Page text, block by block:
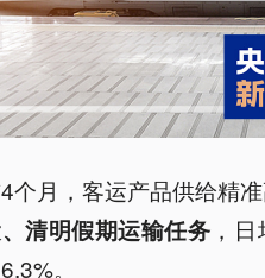
个月，客运产品供给精
清明假期运输任务 ，
。